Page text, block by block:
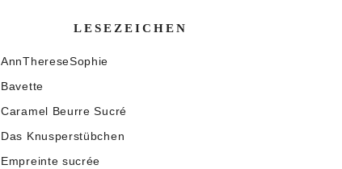
LESEZEICHEN
AnnThereseSophie
Bavette
Caramel Beurre Sucré
Das Knusperstübchen
Empreinte sucrée